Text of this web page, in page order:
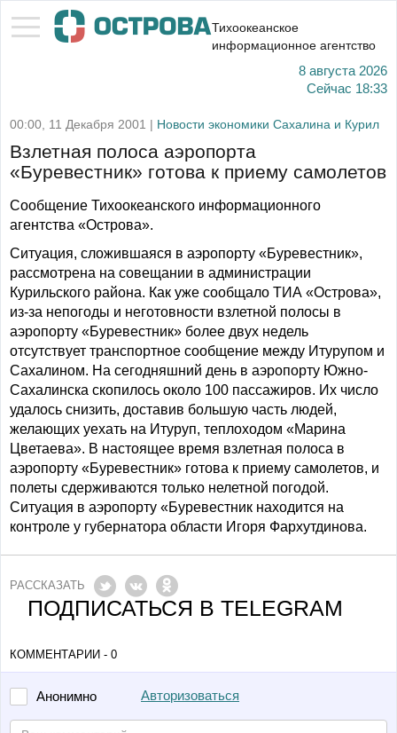
Тихоокеанское
информационное агентство
8 августа 2026
Сейчас 18:33
00:00, 11 Декабря 2001 | Новости экономики Сахалина и Курил
Взлетная полоса аэропорта
«Буревестник» готова к приему самолетов
Сообщение Тихоокеанского информационного
агентства «Острова».
Ситуация, сложившаяся в аэропорту «Буревестник»,
рассмотрена на совещании в администрации
Курильского района. Как уже сообщало ТИА «Острова»,
из-за непогоды и неготовности взлетной полосы в
аэропорту «Буревестник» более двух недель
отсутствует транспортное сообщение между Итурупом и
Сахалином. На сегодняшний день в аэропорту Южно-
Сахалинска скопилось около 100 пассажиров. Их число
удалось снизить, доставив большую часть людей,
желающих уехать на Итуруп, теплоходом «Марина
Цветаева». В настоящее время взлетная полоса в
аэропорту «Буревестник» готова к приему самолетов, и
полеты сдерживаются только нелетной погодой.
Ситуация в аэропорту «Буревестник находится на
контроле у губернатора области Игоря Фархутдинова.
РАССКАЗАТЬ
ПОДПИСАТЬСЯ В TELEGRAM
КОММЕНТАРИИ - 0
Анонимно Авторизоваться